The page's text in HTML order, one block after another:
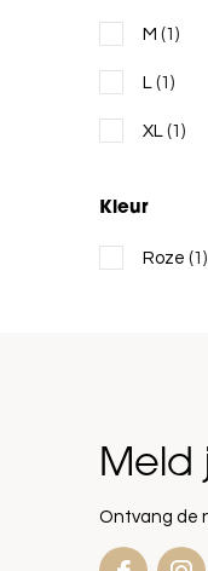
M (1)
L (1)
XL (1)
Kleur
Roze (1)
Meld
Ontvang de